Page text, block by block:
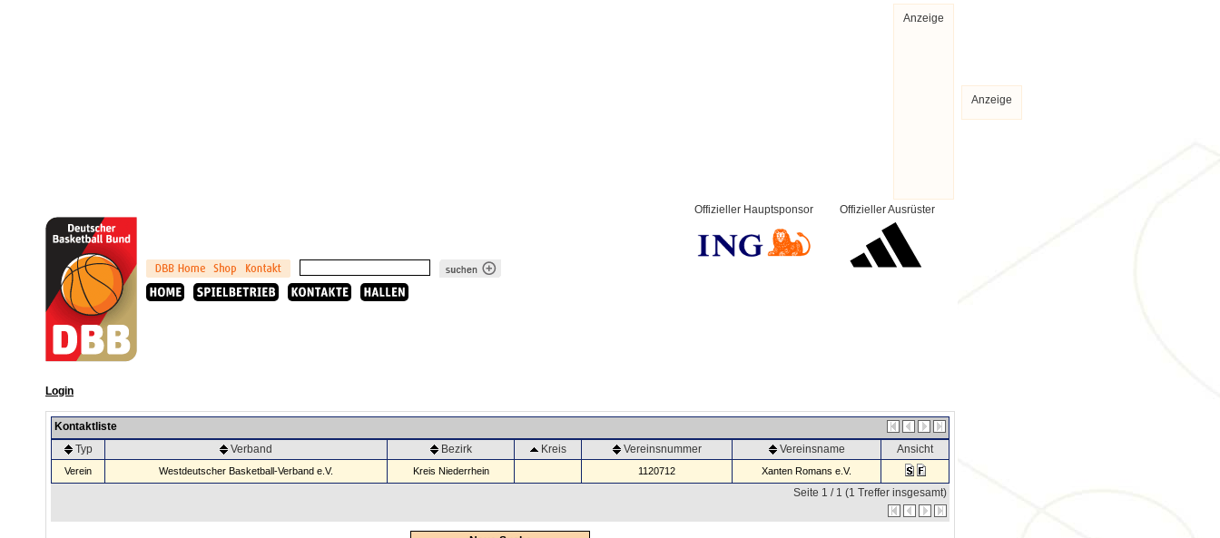
Anzeige
Offizieller Ausrüster
Offizieller Hauptsponsor
Login
Kontaktliste
Typ
Verband Bezirk Kreis Vereinsnummer Vereinsname Ansicht
Verein Westdeutscher Basketball-Verband e.V. Kreis Niederrhein 1120712 Xanten Romans e.V.
Seite 1 / 1 (1 Treffer insgesamt)
Anzeige